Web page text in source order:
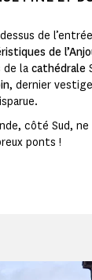
de
de
de la cathédrale
, dernier vestige
côté Sud, ne
ponts !